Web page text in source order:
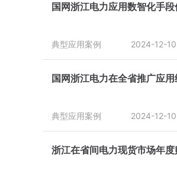
国网浙江电力应用数智化手
典型应用案例 2024-12-10
国网浙江电力在全省推广应
典型应用案例 2024-12-10
浙江在省间电力现货市场年